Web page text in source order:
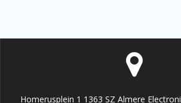
Homerusplein 1 1363 SZ Almere